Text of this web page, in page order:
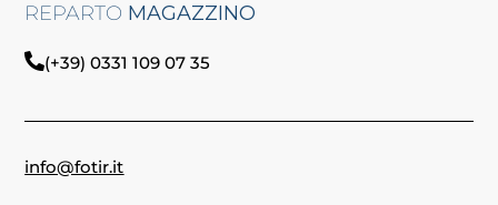
REPARTO MAGAZZINO
(+39) 0331 109 07 35
info@fotir.it